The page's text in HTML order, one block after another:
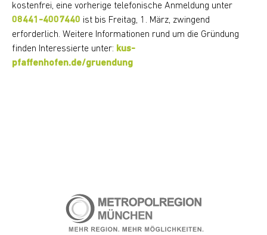
kostenfrei, eine vorherige telefonische Anmeldung unter
08441-4007440 ist bis Freitag, 1. März, zwingend
erforderlich. Weitere Informationen rund um die Gründung
finden Interessierte unter: kus-
pfaffenhofen.de/gruendung